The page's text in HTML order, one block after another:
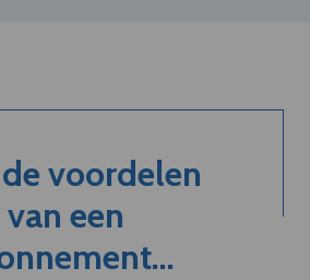
voordelen
van een